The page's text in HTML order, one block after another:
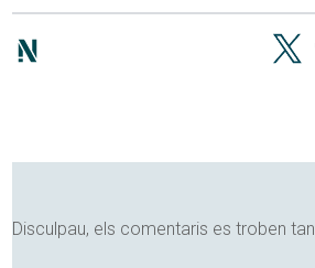
Disculpau, els comentaris es troben